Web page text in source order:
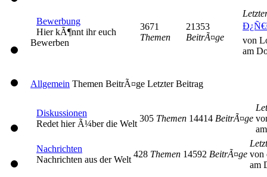
Bewerbung
Hier kÃ¶nnt ihr euch
Bewerben
3671
Themen
21353
BeitrÃ¤ge
von
am
Allgemein Themen BeitrÃ¤ge Letzter Beitrag
Diskussionen
Redet hier Ã¼ber die Welt
305 Themen 14414 BeitrÃ¤ge
Nachrichten
Nachrichten aus der Welt
428 Themen 14592 BeitrÃ¤ge von
am